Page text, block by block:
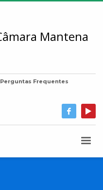
Perguntas Frequentes